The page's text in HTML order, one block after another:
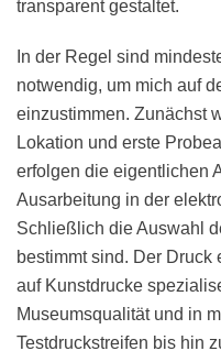
transparent gestaltet.
In der Regel sind
notwendig, um mich auf
einzustimmen. Zunächst
Lokation und erste
erfolgen die eigentlichen
Ausarbeitung in der
Schließlich die Auswahl
bestimmt sind. Der
auf Kunstdrucke
Museumsqualität und in
Testdruckstreifen bis hin